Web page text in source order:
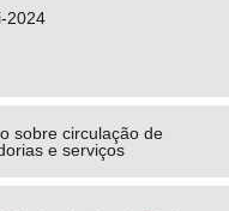
2024
sobre circulação de
e serviços